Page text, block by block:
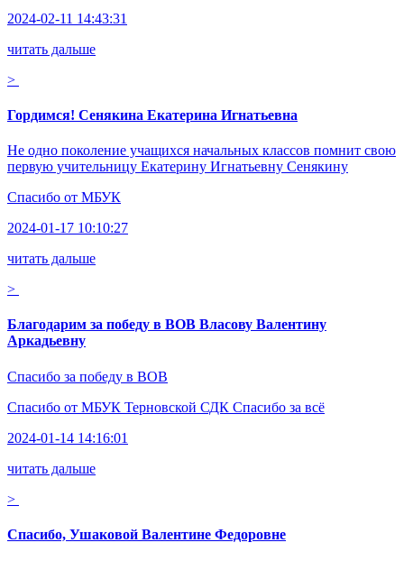
2024-02-11 14:43:31
читать дальше
>
Гордимся! Сенякина Екатерина Игнатьевна
Не одно поколение учащихся начальных классов помнит свою
первую учительницу Екатерину Игнатьевну Сенякину
Спасибо от МБУК
2024-01-17 10:10:27
читать дальше
>
Благодарим за победу в ВОВ Власову Валентину
Аркадьевну
Спасибо за победу в ВОВ
Спасибо от МБУК Терновской СДК Спасибо за всё
2024-01-14 14:16:01
читать дальше
>
Спасибо, Ушаковой Валентине Федоровне